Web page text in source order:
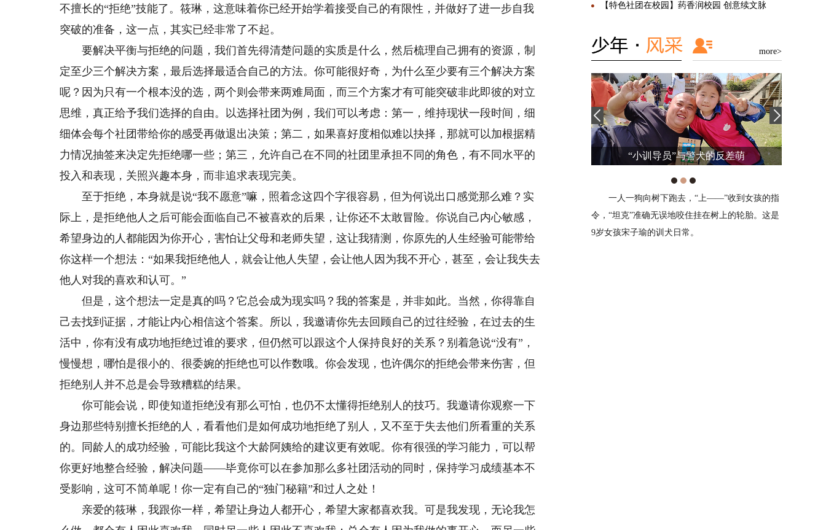
不擅长的“拒绝”技能了。筱琳，这意味着你已经开始学着接受自己的有限性，并做好了进一步自我
突破的准备，这一点，其实已经非常了不起。
要解决平衡与拒绝的问题，我们首先得清楚问题的实质是什么，然后梳理自己拥有的资源，制
定至少三个解决方案，最后选择最适合自己的方法。你可能很好奇，为什么至少要有三个解决方案
呢？因为只有一个根本没的选，两个则会带来两难局面，而三个方案才有可能突破非此即彼的对立
思维，真正给予我们选择的自由。以选择社团为例，我们可以考虑：第一，维持现状一段时间，细
细体会每个社团带给你的感受再做退出决策；第二，如果喜好度相似难以抉择，那就可以加根据精
力情况抽签来决定先拒绝哪一些；第三，允许自己在不同的社团里承担不同的角色，有不同水平的
投入和表现，关照兴趣本身，而非追求表现完美。
至于拒绝，本身就是说“我不愿意”嘛，照着念这四个字很容易，但为何说出口感觉那么难？实
际上，是拒绝他人之后可能会面临自己不被喜欢的后果，让你还不太敢冒险。你说自己内心敏感，
希望身边的人都能因为你开心，害怕让父母和老师失望，这让我猜测，你原先的人生经验可能带给
你这样一个想法：“如果我拒绝他人，就会让他人失望，会让他人因为我不开心，甚至，会让我失去
他人对我的喜欢和认可。”
但是，这个想法一定是真的吗？它总会成为现实吗？我的答案是，并非如此。当然，你得靠自
己去找到证据，才能让内心相信这个答案。所以，我邀请你先去回顾自己的过往经验，在过去的生
活中，你有没有成功地拒绝过谁的要求，但仍然可以跟这个人保持良好的关系？别着急说“没有”，
慢慢想，哪怕是很小的、很委婉的拒绝也可以作数哦。你会发现，也许偶尔的拒绝会带来伤害，但
拒绝别人并不总是会导致糟糕的结果。
你可能会说，即使知道拒绝没有那么可怕，也仍不太懂得拒绝别人的技巧。我邀请你观察一下
身边那些特别擅长拒绝的人，看看他们是如何成功地拒绝了别人，又不至于失去他们所看重的关系
的。同龄人的成功经验，可能比我这个大龄阿姨给的建议更有效呢。你有很强的学习能力，可以帮
你更好地整合经验，解决问题——毕竟你可以在参加那么多社团活动的同时，保持学习成绩基本不
受影响，这可不简单呢！你一定有自己的“独门秘籍”和过人之处！
亲爱的筱琳，我跟你一样，希望让身边人都开心，希望大家都喜欢我。可是我发现，无论我怎
【特色社团在校园】药香润校园 创意续文脉
more>
旋律，带来妙不可言的乐趣
我是来自西安高新东区小学的杨珂然。我相信
兴趣爱好能陶冶情操、培养气质、使人终生受益。
多年来，我坚持学习机器人和图形编程，积极参与
动，收获满满。
用热爱谱写成长乐章
对我来说，音乐和生命一样重要，它是我情感
的出口，情绪的表达；也会给别人带来灵感、希望
或者安慰。成长有无限可能，会经受很多挫折与挑
写明丽绚烂的青春乐章。
“小训导员”与警犬的反差萌
一人一狗向树下跑去，“上——”收到女孩的指
令，“坦克”准确无误地咬住挂在树上的轮胎。这是
9岁女孩宋子瑜的训犬日常。
旋律，带来妙不可言的乐趣
我是来自西安高新东区小学的杨珂然。我相信
兴趣爱好能陶冶情操、培养气质、使人终生受益。
多年来，我坚持学习机器人和图形编程，积极参与